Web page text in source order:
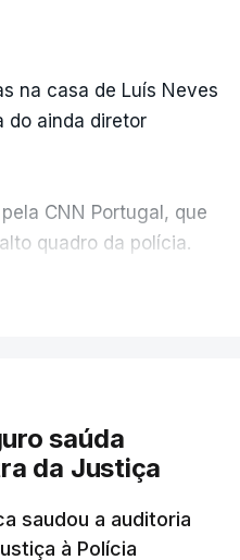
na casa de Luís Neves
do ainda diretor
CNN Portugal, que
quadro da polícia.
de droga.
saúda
da Justiça
saudou a auditoria
à Polícia